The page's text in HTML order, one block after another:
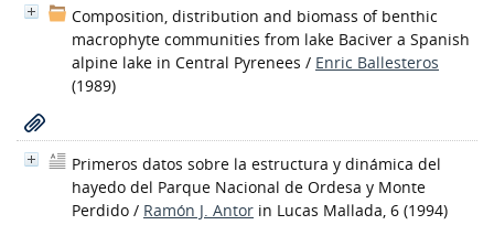
Composition, distribution and biomass of benthic
macrophyte communities from lake Baciver a Spanish
alpine lake in Central Pyrenees / Enric Ballesteros
(1989)
Primeros datos sobre la estructura y dinámica del
hayedo del Parque Nacional de Ordesa y Monte
Perdido / Ramón J. Antor in Lucas Mallada, 6 (1994)